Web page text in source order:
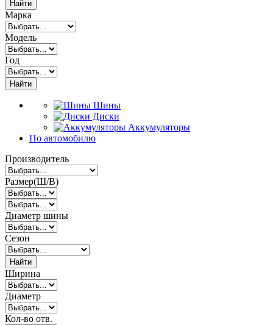
Найти
Марка
Модель
Год
Найти
Шины
Диски
Аккумуляторы
По автомобилю
Производитель
Размер(Ш/В)
Диаметр шины
Сезон
Найти
Ширина
Диаметр
Кол-во отв.